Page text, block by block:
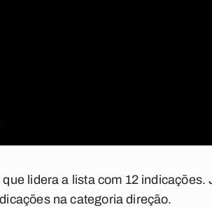
lidera a lista com 12
na categoria direção.